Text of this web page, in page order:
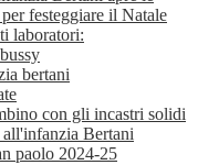
festeggiare il Natale
laboratori:
bertani
con gli incastri solidi
Bertani
paolo 2024-25